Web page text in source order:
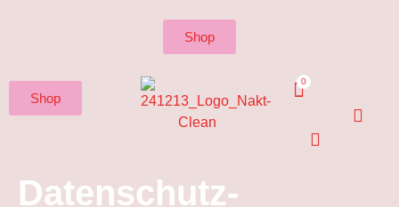
Shop
Shop
Datenschutz-